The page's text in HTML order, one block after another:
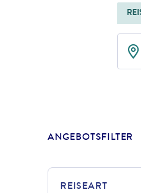
ANGEBOTSFILTER
REISEART